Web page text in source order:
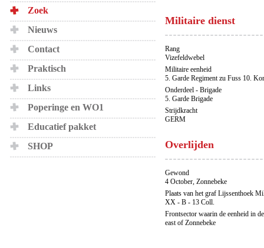
Zoek
Nieuws
Contact
Praktisch
Links
Poperinge en WO1
Educatief pakket
SHOP
Militaire dienst
Rang
Vizefeldwebel
Militaire eenheid
5. Garde Regiment zu Fuss 10.
Onderdeel - Brigade
5. Garde Brigade
Strijdkracht
GERM
Overlijden
Gewond
4 October, Zonnebeke
Plaats van het graf Lijssenthoek
XX - B - 13 Coll.
Frontsector waarin de eenheid in
east of Zonnebeke